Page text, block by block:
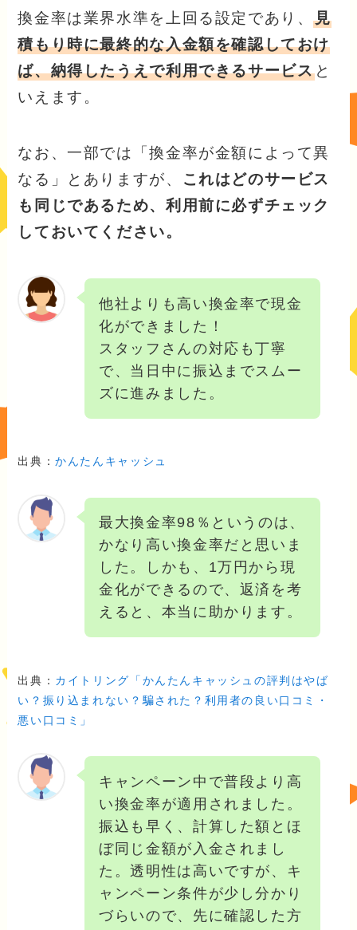
換金率は業界水準を上回る設定であり、見
積もり時に最終的な入金額を確認しておけ
ば、納得したうえで利用できるサービス と
いえます。
なお、一部では「換金率が金額によって異
なる」とありますが、
これはどのサービス
も同じであるため、利用前に必ずチェック
しておいてください。
他社よりも高い換金率で現金
化ができました！
スタッフさんの対応も丁寧
で、当日中に振込までスムー
ズに進みました。
出典：かんたんキャッシュ
最大換金率98％というのは、
かなり高い換金率だと思いま
した。しかも、1万円から現
金化ができるので、返済を考
えると、本当に助かります。
出典： カイトリング「かんたんキャッシュの評判はやば
い？振り込まれない？騙された？利用者の良い口コミ・
悪い口コミ」
キャンペーン中で普段より高
い換金率が適用されました。
振込も早く、計算した額とほ
ぼ同じ金額が入金されまし
た。透明性は高いですが、キ
ャンペーン条件が少し分かり
づらいので、先に確認した方